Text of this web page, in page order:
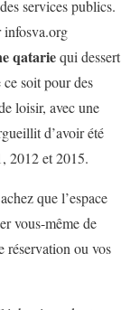
services publics.
infosva.org
qatariequi dessert
soit pour des
loisir, avec une
d’avoir été
2012 et 2015.
que l’espace
vous-même de
réservation ou vos